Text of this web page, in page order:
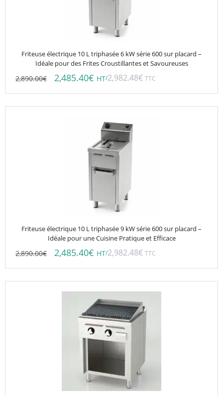
Friteuse électrique 10 L triphasée 6 kW série 600 sur placard –
Idéale pour des Frites Croustillantes et Savoureuses
2,890.00€ 2,485.40€ HT/2,982.48€ TTC
Friteuse électrique 10 L triphasée 9 kW série 600 sur placard –
Idéale pour une Cuisine Pratique et Efficace
2,890.00€ 2,485.40€ HT/2,982.48€ TTC